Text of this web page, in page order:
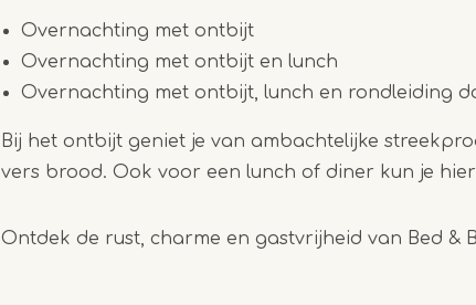
Overnachting met ontbijt
Overnachting met ontbijt en lunch
Overnachting met ontbijt, lunch en rondleiding
Bij het ontbijt geniet je van ambachtelijke
vers brood. Ook voor een lunch of diner kun je
Ontdek de rust, charme en gastvrijheid van Bed &